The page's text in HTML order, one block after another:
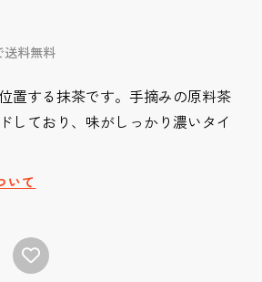
送料無料
置する抹茶です。手摘みの原料茶
しており、味がしっかり濃いタイ
いて